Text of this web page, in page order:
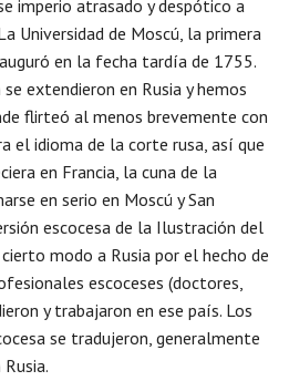
imperio atrasado y despótico a
Universidad de Moscú, la primera
en la fecha tardía de 1755.
extendieron en Rusia y hemos
flirteó al menos brevemente con
el idioma de la corte rusa, así que
en Francia, la cuna de la
en serio en Moscú y San
escocesa de la Ilustración del
modo a Rusia por el hecho de
escoceses (doctores,
y trabajaron en ese país. Los
se tradujeron, generalmente